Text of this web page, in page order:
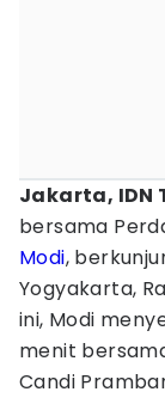
Jakarta, IDN
bersama
Modi,
Yogyakarta,
ini, Modi
menit
Candi